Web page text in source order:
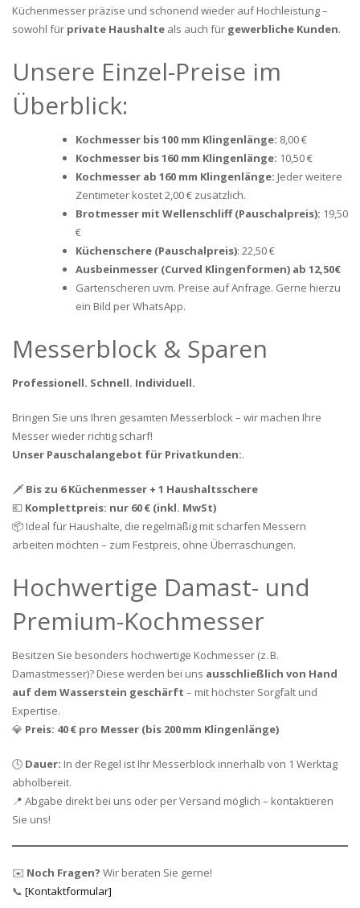
Küchenmesser präzise und schonend wieder auf Hochleistung –
sowohl für private Haushalte als auch für gewerbliche Kunden.
Unsere Einzel-Preise im
Überblick:
Kochmesser bis 100 mm Klingenlänge: 8,00 €
Kochmesser bis 160 mm Klingenlänge: 10,50 €
Kochmesser ab 160 mm Klingenlänge: Jeder weitere
Zentimeter kostet 2,00 € zusätzlich.
Brotmesser mit Wellenschliff (Pauschalpreis): 19,50
€
Küchenschere (Pauschalpreis): 22,50 €
Ausbeinmesser (Curved Klingenformen) ab 12,50€
Gartenscheren uvm. Preise auf Anfrage. Gerne hierzu
ein Bild per WhatsApp.
Messerblock & Sparen
Professionell. Schnell. Individuell.
Bringen Sie uns Ihren gesamten Messerblock – wir machen Ihre
Messer wieder richtig scharf!
Unser Pauschalangebot für Privatkunden:.
🗡️ Bis zu 6 Küchenmesser + 1 Haushaltsschere
💶 Komplettpreis: nur 60 € (inkl. MwSt)
📦 Ideal für Haushalte, die regelmäßig mit scharfen Messern
arbeiten möchten – zum Festpreis, ohne Überraschungen.
Hochwertige Damast- und
Premium-Kochmesser
Besitzen Sie besonders hochwertige Kochmesser (z. B.
Damastmesser)? Diese werden bei uns ausschließlich von Hand
auf dem Wasserstein geschärft – mit höchster Sorgfalt und
Expertise.
💎 Preis: 40 € pro Messer (bis 200 mm Klingenlänge)
🕓 Dauer: In der Regel ist Ihr Messerblock innerhalb von 1 Werktag
abholbereit.
📍 Abgabe direkt bei uns oder per Versand möglich – kontaktieren
Sie uns!
✉️ Noch Fragen? Wir beraten Sie gerne!
📞 [Kontaktformular]